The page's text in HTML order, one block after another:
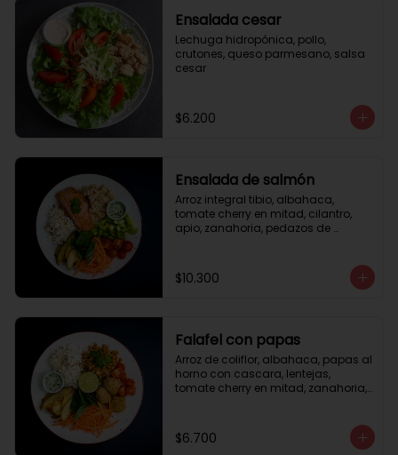
Ensalada cesar
Lechuga hidropónica, pollo,
crutones, queso parmesano, salsa
cesar
$6.200
Ensalada de salmón
Arroz integral tibio, albahaca,
tomate cherry en mitad, cilantro,
apio, zanahoria, pedazos de
verde, limón.
$10.300
Falafel con papas
Arroz de coliflor, albahaca, papas al
horno con cascara, lentejas,
tomate cherry en mitad, zanahoria,
$6.700